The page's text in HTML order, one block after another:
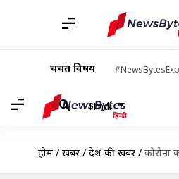
चर्चित विषय
Hindi
होम / खबरें / देश की खबरें / कोरोना